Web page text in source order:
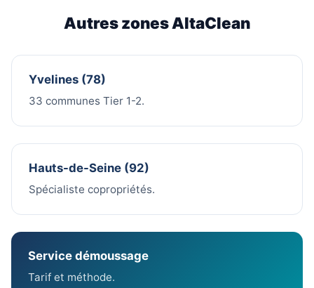
Autres zones AltaClean
Yvelines (78)
33 communes Tier 1-2.
Hauts-de-Seine (92)
Spécialiste copropriétés.
Service démoussage
Tarif et méthode.